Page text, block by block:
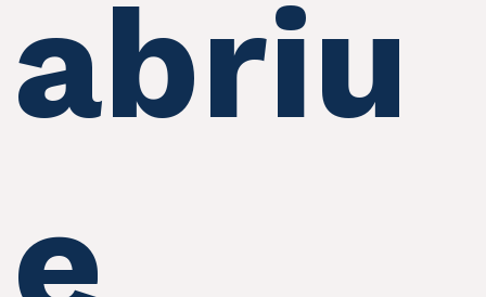
abriu